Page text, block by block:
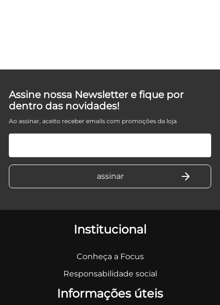
Assine nossa Newsletter e fique por
dentro das novidades!
Ao assinar, aceito receber emails com promoções da loja
Institucional
Conheça a Focus
Responsabilidade social
Informações úteis